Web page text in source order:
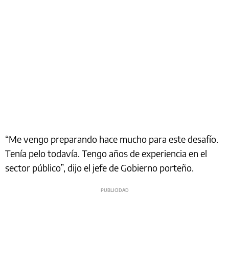
“Me vengo preparando hace mucho para este desafío.
Tenía pelo todavía. Tengo años de experiencia en el
sector público”, dijo el jefe de Gobierno porteño.